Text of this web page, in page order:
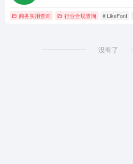
商务实用查询 行业合规查询 # LikeFont
没有了